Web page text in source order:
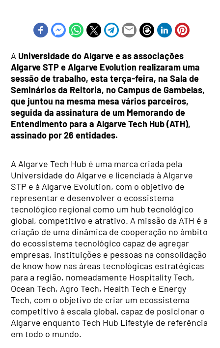
A Universidade do Algarve e as associações
Algarve STP e Algarve Evolution realizaram uma
sessão de trabalho, esta terça-feira, na Sala de
Seminários da Reitoria, no Campus de Gambelas,
que juntou na mesma mesa vários parceiros,
seguida da assinatura de um Memorando de
Entendimento para a Algarve Tech Hub (ATH),
assinado por 26 entidades.
A Algarve Tech Hub é uma marca criada pela
Universidade do Algarve e licenciada à Algarve
STP e à Algarve Evolution, com o objetivo de
representar e desenvolver o ecossistema
tecnológico regional como um hub tecnológico
global, competitivo e atrativo. A missão da ATH é a
criação de uma dinâmica de cooperação no âmbito
do ecossistema tecnológico capaz de agregar
empresas, instituições e pessoas na consolidação
de know how nas áreas tecnológicas estratégicas
para a região, nomeadamente Hospitality Tech,
Ocean Tech, Agro Tech, Health Tech e Energy
Tech, com o objetivo de criar um ecossistema
competitivo à escala global, capaz de posicionar o
Algarve enquanto Tech Hub Lifestyle de referência
em todo o mundo.